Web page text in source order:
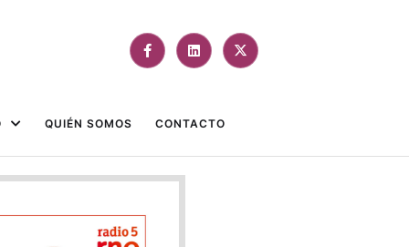
QUIÉN SOMOS CONTACTO